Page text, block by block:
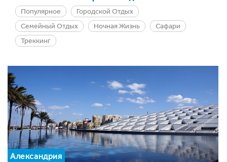
Популярное
Городской Отдых
Семейный Отдых
Ночная Жизнь
Сафари
Треккинг
Александрия